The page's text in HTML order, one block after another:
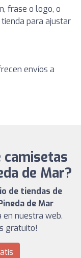
frase o logo, o
para ajustar
envíos a
camisetas
de Mar?
de tiendas de
de Mar
nuestra web.
gratuito!